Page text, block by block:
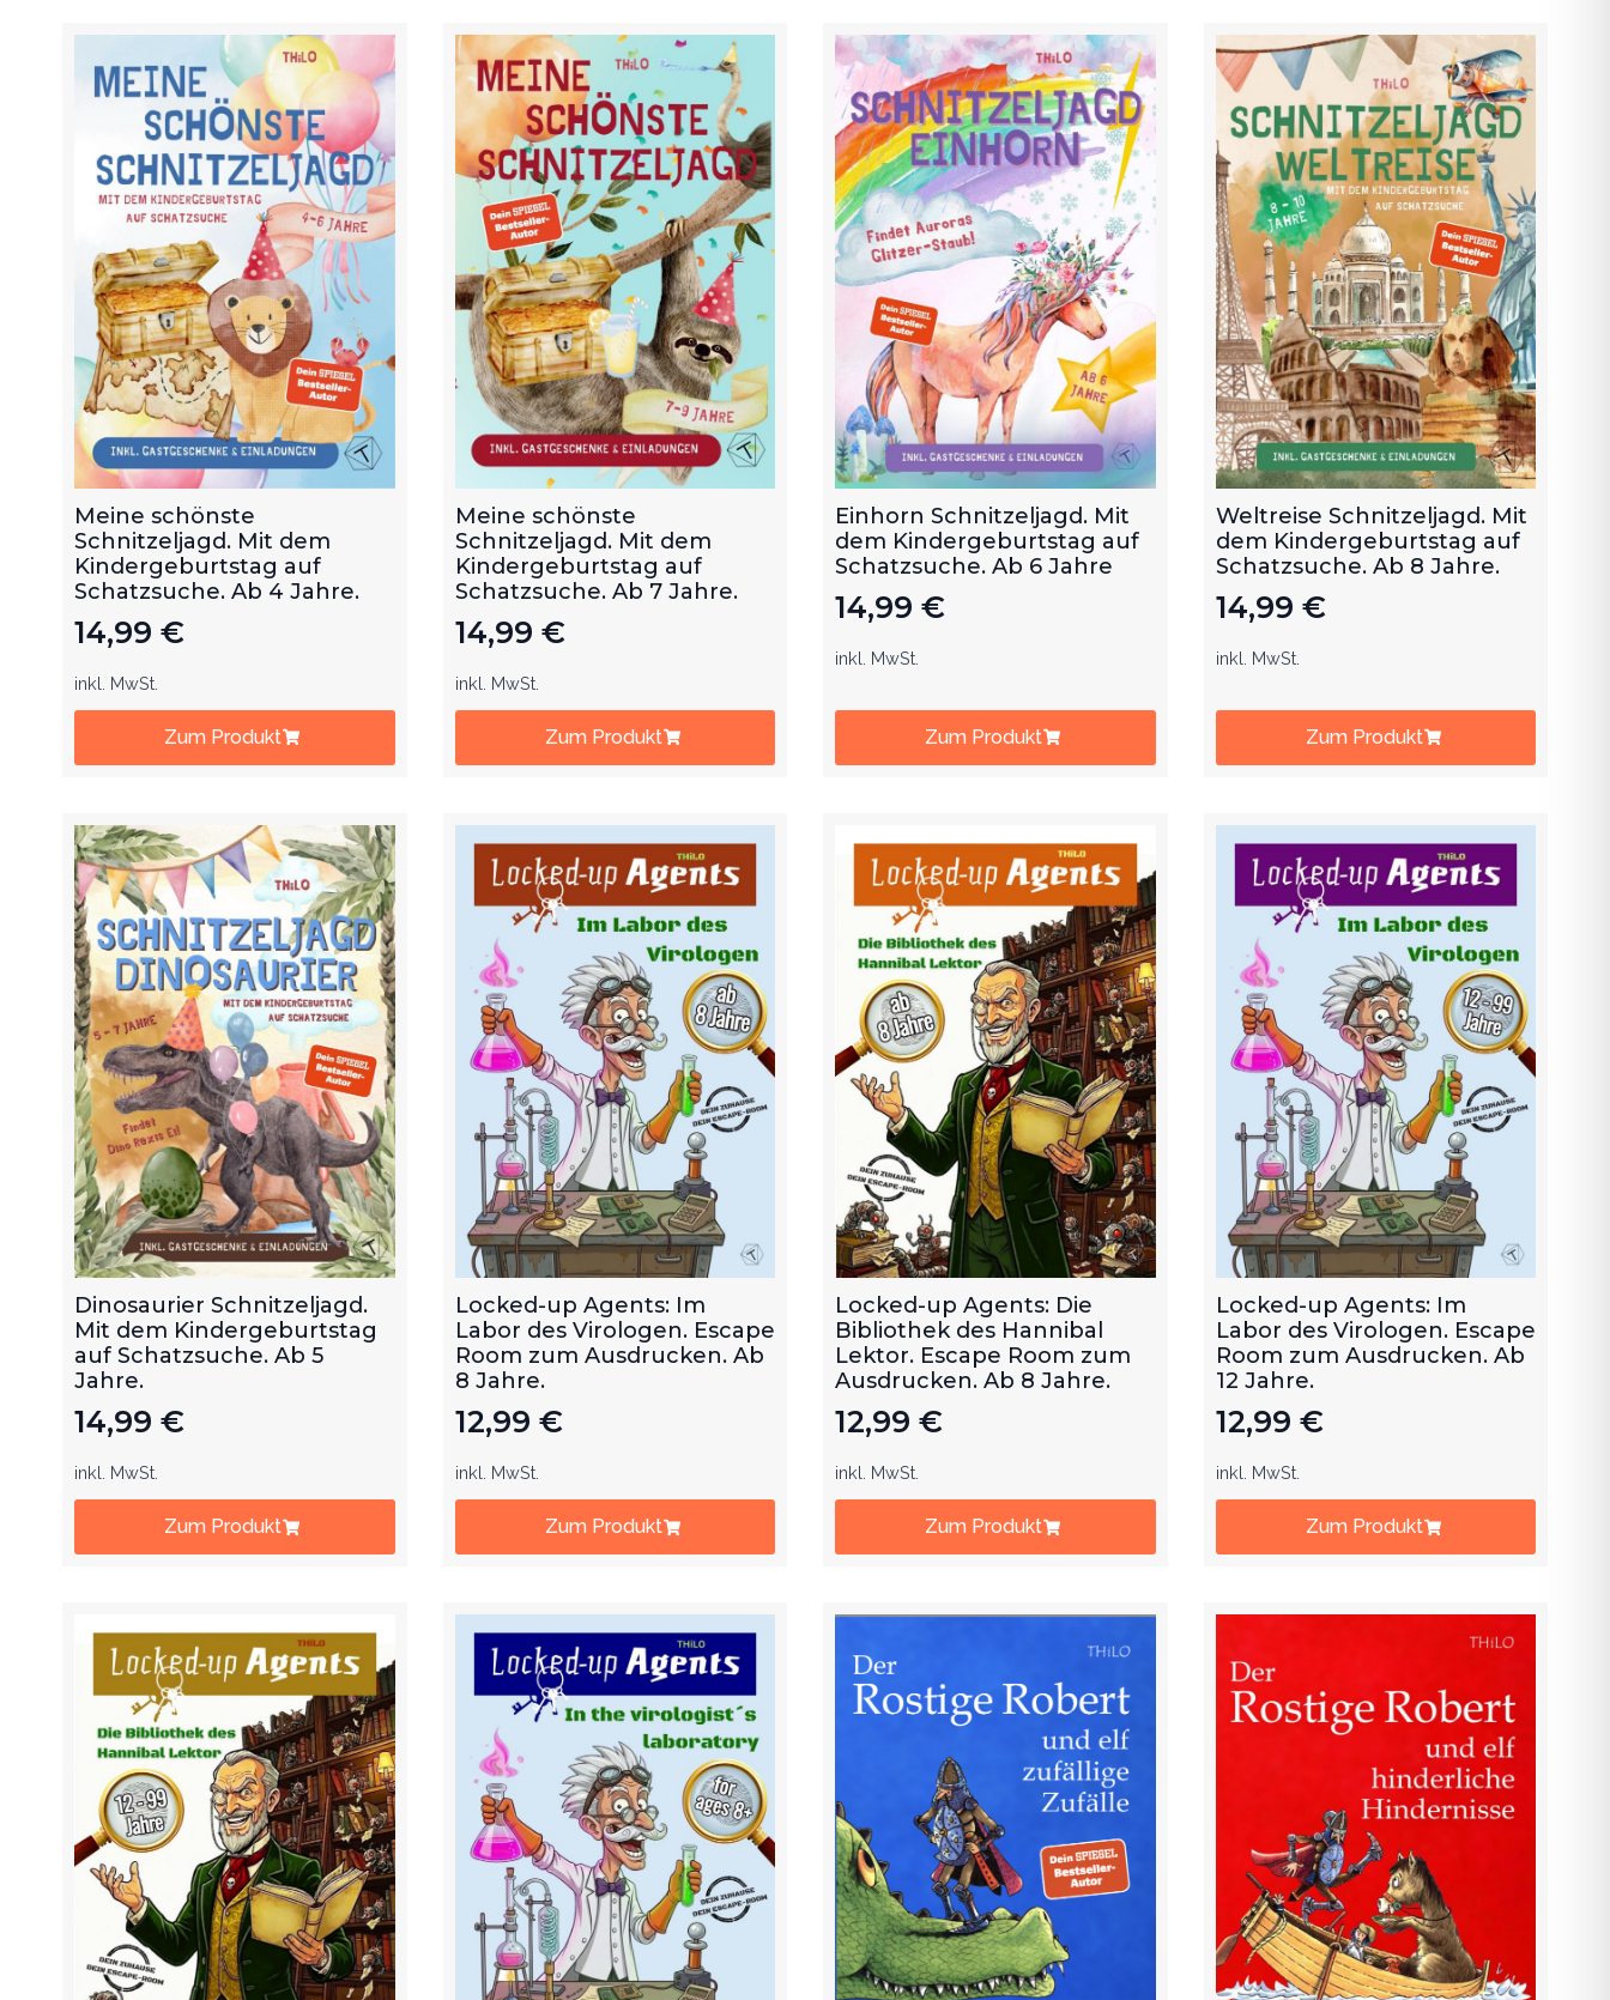
Meine schönste
Schnitzeljagd. Mit dem
Kindergeburtstag auf
Schatzsuche. Ab 4 Jahre.
14,99 €
inkl. MwSt.
Zum Produkt
Meine schönste
Schnitzeljagd. Mit dem
Kindergeburtstag auf
Schatzsuche. Ab 7 Jahre.
14,99 €
inkl. MwSt.
Zum Produkt
Einhorn Schnitzeljagd. Mit
dem Kindergeburtstag auf
Schatzsuche. Ab 6 Jahre
14,99 €
inkl. MwSt.
Zum Produkt
Weltreise Schnitzeljagd. Mit
dem Kindergeburtstag auf
Schatzsuche. Ab 8 Jahre.
14,99 €
inkl. MwSt.
Zum Produkt
Dinosaurier Schnitzeljagd.
Mit dem Kindergeburtstag
auf Schatzsuche. Ab 5
Jahre.
14,99 €
inkl. MwSt.
Zum Produkt
Locked-up Agents: Im
Labor des Virologen. Escape
Room zum Ausdrucken. Ab
8 Jahre.
12,99 €
inkl. MwSt.
Zum Produkt
Locked-up Agents: Die
Bibliothek des Hannibal
Lektor. Escape Room zum
Ausdrucken. Ab 8 Jahre.
12,99 €
inkl. MwSt.
Zum Produkt
Locked-up Agents: Im
Labor des Virologen. Escape
Room zum Ausdrucken. Ab
12 Jahre.
12,99 €
inkl. MwSt.
Zum Produkt